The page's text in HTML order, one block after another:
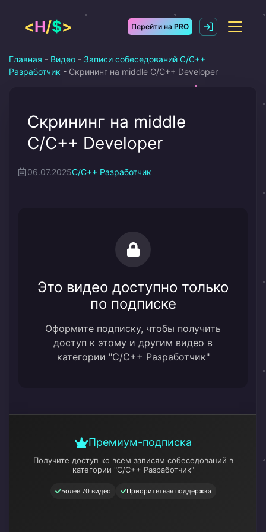
содержимому
<H/$> Перейти на PRO
Главная - Видео - Записи собеседований C/C++
Разработчик - Скрининг на middle C/C++ Developer
Скрининг на middle
C/C++ Developer
06.07.2025C/C++ Разработчик
Это видео доступно только
по подписке
Оформите подписку, чтобы получить
доступ к этому и другим видео в
категории "C/C++ Разработчик"
Премиум-подписка
Получите доступ ко всем записям собеседований в
категории "C/C++ Разработчик"
Более 70 видео Приоритетная поддержка